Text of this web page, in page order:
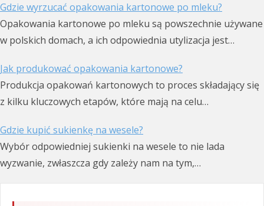
Gdzie wyrzucać opakowania kartonowe po mleku?
Opakowania kartonowe po mleku są powszechnie używane
w polskich domach, a ich odpowiednia utylizacja jest…
Jak produkować opakowania kartonowe?
Produkcja opakowań kartonowych to proces składający się
z kilku kluczowych etapów, które mają na celu…
Gdzie kupić sukienkę na wesele?
Wybór odpowiedniej sukienki na wesele to nie lada
wyzwanie, zwłaszcza gdy zależy nam na tym,…